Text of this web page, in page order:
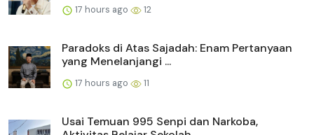
17 hours ago 12
Paradoks di Atas Sajadah: Enam Pertanyaan
yang Menelanjangi ...
17 hours ago 11
Usai Temuan 995 Senpi dan Narkoba,